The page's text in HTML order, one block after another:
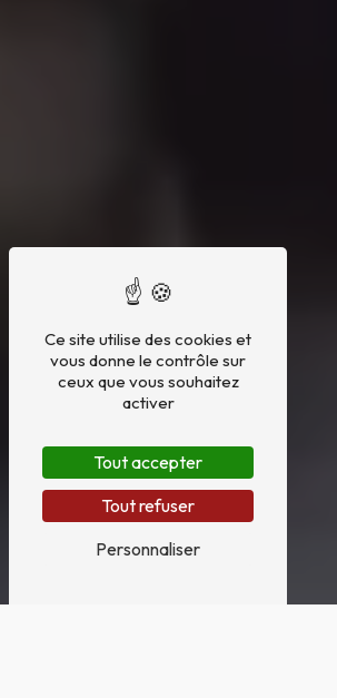
Ce site utilise des cookies et
vous donne le contrôle sur
ceux que vous souhaitez
activer
Tout accepter
Tout refuser
Personnaliser